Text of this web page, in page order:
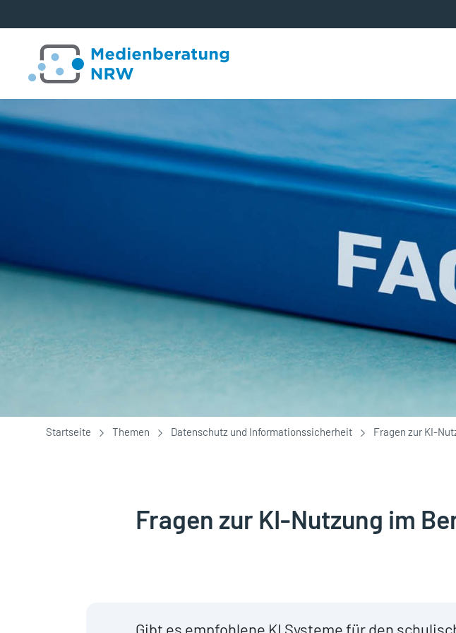
Sie sind hier:
Startseite Themen Datenschutz und Informationssicherheit Fragen zur KI-
Fragen zur KI-Nutzung im
Gibt es empfohlene KI Systeme für den